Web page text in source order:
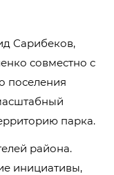
Сарибеков,
совместно с
поселения
парка.
района.
инициативы,